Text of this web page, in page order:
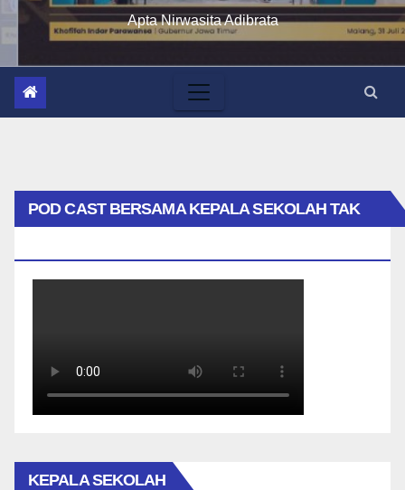
Apta Nirwasita Adibrata
POD CAST BERSAMA KEPALA SEKOLAH TAK
KEPALA SEKOLAH